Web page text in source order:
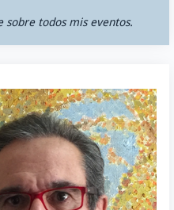
todos mis eventos.